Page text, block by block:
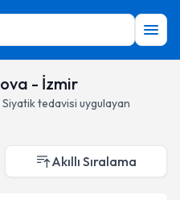
- İzmir
Siyatik tedavisi uygulayan
Akıllı Sıralama